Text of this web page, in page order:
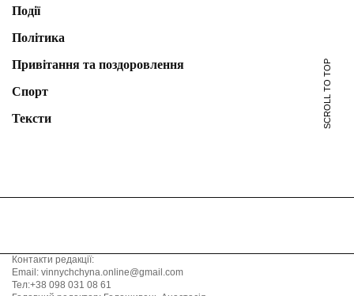
Події
Політика
Привітання та поздоровлення
Спорт
Тексти
SCROLL TO TOP
Контакти редакції:
Email: vinnychchyna.online@gmail.com
Тел:+38 098 031 08 61